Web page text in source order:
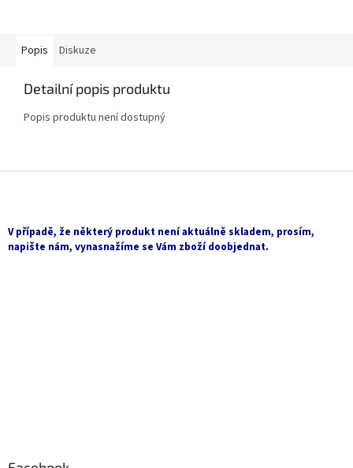
Popis Diskuze
Detailní popis produktu
Popis produktu není dostupný
V případě, že některý produkt není aktuálně skladem, prosím,
napište nám, vynasnažíme se Vám zboží doobjednat.